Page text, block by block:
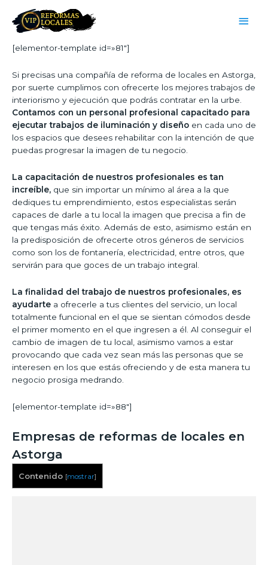
[elementor-template id=»81″]
Si precisas una compañía de reforma de locales en Astorga,
por suerte cumplimos con ofrecerte los mejores trabajos de
interiorismo y ejecución que podrás contratar en la urbe.
Contamos con un personal profesional capacitado para
ejecutar trabajos de iluminación y diseño en cada uno de
los espacios que desees rehabilitar con la intención de que
puedas progresar la imagen de tu negocio.
La capacitación de nuestros profesionales es tan
increíble, que sin importar un mínimo al área a la que
dediques tu emprendimiento, estos especialistas serán
capaces de darle a tu local la imagen que precisa a fin de
que tengas más éxito. Además de esto, asimismo están en
la predisposición de ofrecerte otros géneros de servicios
como son los de fontanería, electricidad, entre otros, que
servirán para que goces de un trabajo integral.
La finalidad del trabajo de nuestros profesionales, es
ayudarte a ofrecerle a tus clientes del servicio, un local
totalmente funcional en el que se sientan cómodos desde
el primer momento en el que ingresen a él. Al conseguir el
cambio de imagen de tu local, asimismo vamos a estar
provocando que cada vez sean más las personas que se
interesen en los que estás ofreciendo y de esta manera tu
negocio prosiga medrando.
[elementor-template id=»88″]
Empresas de reformas de locales en
Astorga
Contenido [mostrar]